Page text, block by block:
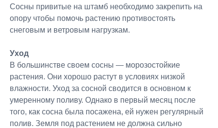
Сосны привитые на штамб необходимо закрепить на
опору чтобы помочь растению противостоять
снеговым и ветровым нагрузкам.
Уход
В большинстве своем сосны — морозостойкие
растения. Они хорошо растут в условиях низкой
влажности. Уход за сосной сводится в основном к
умеренному поливу. Однако в первый месяц после
того, как сосна была посажена, ей нужен регулярный
полив. Земля под растением не должна сильно